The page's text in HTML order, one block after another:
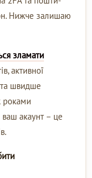
Нижче залишаю
зламати
активної
та швидше
роками
ваш акаунт – це